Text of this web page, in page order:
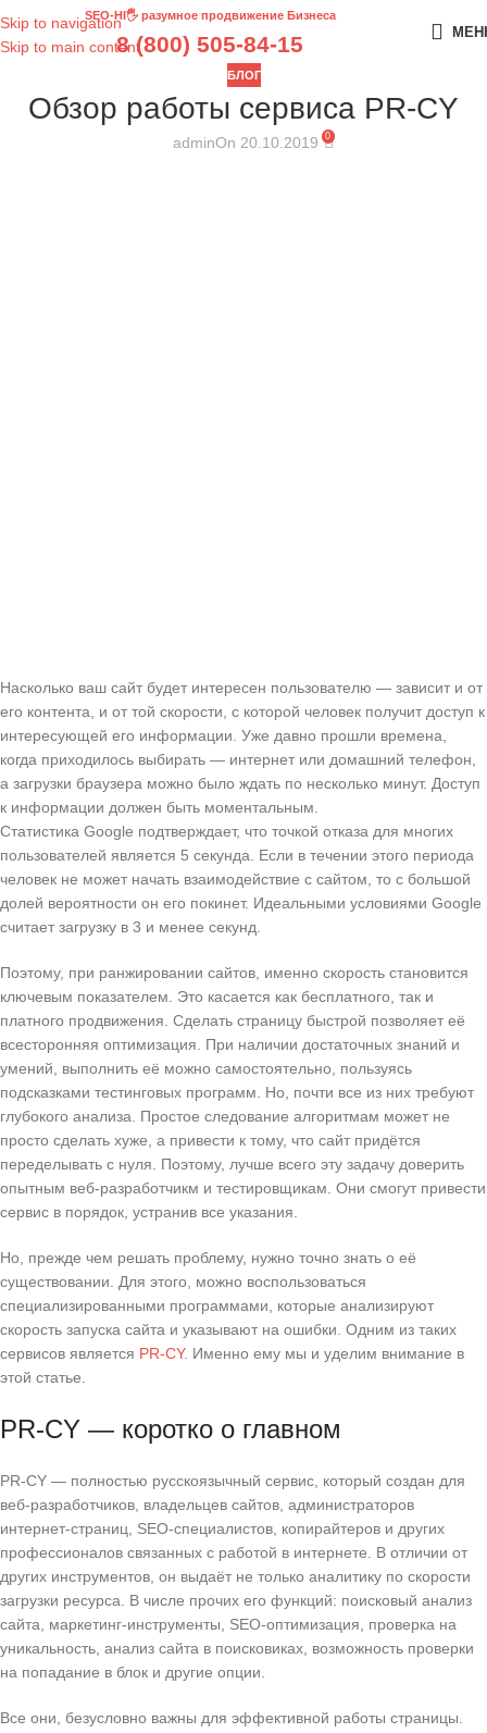
Skip to navigation
Skip to main content
SEO-HI🖐 разумное продвижение Бизнеса
8 (800) 505-84-15
БЛОГ
Обзор работы сервиса PR-CY
adminOn 20.10.2019 0
Насколько ваш сайт будет интересен пользователю — зависит и от
его контента, и от той скорости, с которой человек получит доступ к
интересующей его информации. Уже давно прошли времена,
когда приходилось выбирать — интернет или домашний телефон,
а загрузки браузера можно было ждать по несколько минут. Доступ
к информации должен быть моментальным.
Статистика Google подтверждает, что точкой отказа для многих
пользователей является 5 секунда. Если в течении этого периода
человек не может начать взаимодействие с сайтом, то с большой
долей вероятности он его покинет. Идеальными условиями Google
считает загрузку в 3 и менее секунд.
Поэтому, при ранжировании сайтов, именно скорость становится
ключевым показателем. Это касается как бесплатного, так и
платного продвижения. Сделать страницу быстрой позволяет её
всесторонняя оптимизация. При наличии достаточных знаний и
умений, выполнить её можно самостоятельно, пользуясь
подсказками тестинговых программ. Но, почти все из них требуют
глубокого анализа. Простое следование алгоритмам может не
просто сделать хуже, а привести к тому, что сайт придётся
переделывать с нуля. Поэтому, лучше всего эту задачу доверить
опытным веб-разработчикм и тестировщикам. Они смогут привести
сервис в порядок, устранив все указания.
Но, прежде чем решать проблему, нужно точно знать о её
существовании. Для этого, можно воспользоваться
специализированными программами, которые анализируют
скорость запуска сайта и указывают на ошибки. Одним из таких
сервисов является PR-CY. Именно ему мы и уделим внимание в
этой статье.
PR-CY — коротко о главном
PR-CY — полностью русскоязычный сервис, который создан для
веб-разработчиков, владельцев сайтов, администраторов
интернет-страниц, SEO-специалистов, копирайтеров и других
профессионалов связанных с работой в интернете. В отличии от
других инструментов, он выдаёт не только аналитику по скорости
загрузки ресурса. В числе прочих его функций: поисковый анализ
сайта, маркетинг-инструменты, SEO-оптимизация, проверка на
уникальность, анализ сайта в поисковиках, возможность проверки
на попадание в блок и другие опции.
Все они, безусловно важны для эффективной работы страницы.